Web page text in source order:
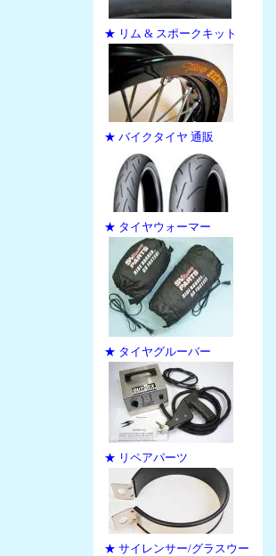
★ リム & スポークキット
★ バイクタイヤ 通販
★ タイヤウォーマー
★ タイヤグルーバー
★ リペアパーツ
★ サイレンサー/グラスウー